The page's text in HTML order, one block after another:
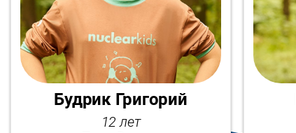
Будрик Григорий
12 лет